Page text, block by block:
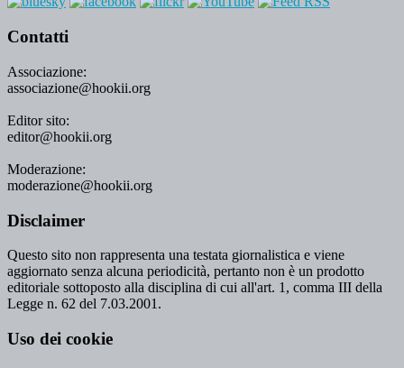
Contatti
Associazione:
associazione@hookii.org
Editor sito:
editor@hookii.org
Moderazione:
moderazione@hookii.org
Disclaimer
Questo sito non rappresenta una testata giornalistica e viene
aggiornato senza alcuna periodicità, pertanto non è un prodotto
editoriale sottoposto alla disciplina di cui all'art. 1, comma III della
Legge n. 62 del 7.03.2001.
Uso dei cookie